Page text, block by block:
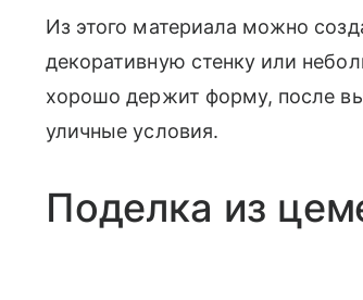
Из этого материала можно
декоративную стенку или
хорошо держит форму, после
уличные условия.
Поделка из